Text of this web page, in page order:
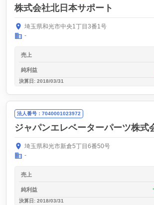
株式会社北日本サポート
埼玉県和光市中央1丁目3番1号
-
売上
純利益
決算日: 2018/03/31
法人番号：7040001023972
ジャパンエレベーターパーツ株式
埼玉県和光市新倉5丁目6番50号
-
売上
純利益
決算日: 2018/03/31